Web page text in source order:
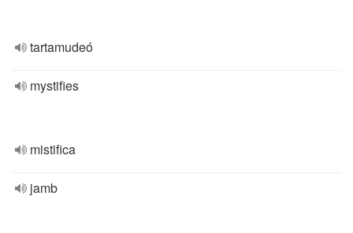
tartamudeó
mystifies
mistifica
jamb